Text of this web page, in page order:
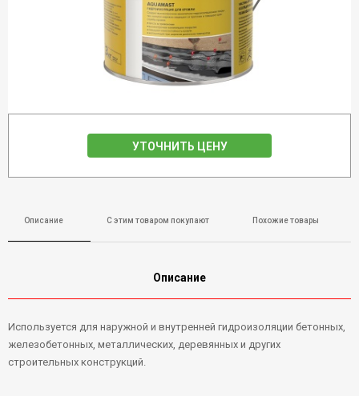
УТОЧНИТЬ ЦЕНУ
Описание С этим товаром покупают Похожие товары
Описание
Используется для наружной и внутренней гидроизоляции бетонных,
железобетонных, металлических, деревянных и других
строительных конструкций.